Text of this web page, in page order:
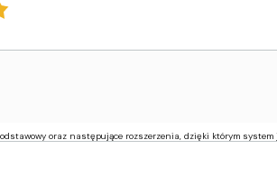
oraz następujące rozszerzenia, dzięki którym